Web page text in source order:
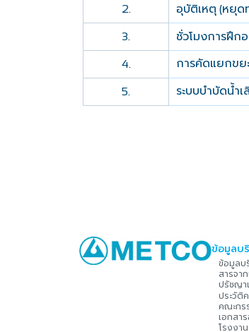
2. อุบัติเหตุ (หยุด
3. ชั่วโมงการฝึก
4. การคัดแยกขย
5. ระบบบำบัดน้ำเ
ข้อมูลบ
ข้อมูลบ
สารจา
ปรัชญา
ประวัติ
คณะกร
เอกสา
โรงงา